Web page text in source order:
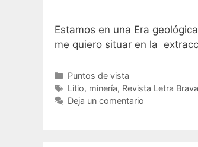
Estamos en una Era
me quiero situar en la
Puntos de vista
Litio, minería, Revista Letra Brava
Deja un comentario